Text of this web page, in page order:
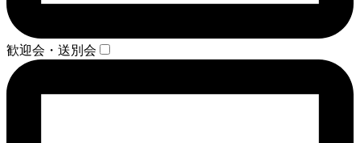
歓迎会・送別会